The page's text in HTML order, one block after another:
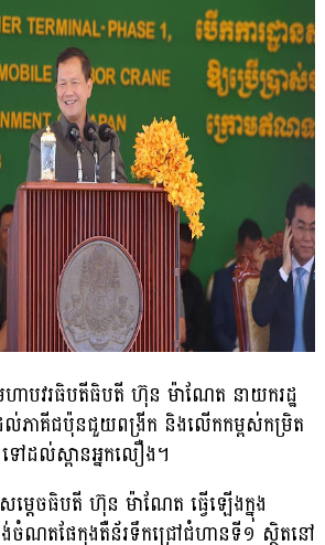
ាបវរធិបតីធិបតី ហ៊ុន ម៉ាណែត នាយករដ្ឋ
ើដល់ភាគីជប៉ុនជួយពង្រីក និងលើកកម្ពស់កម្រិត
ៅដល់ស្ពានអ្នកលឿង។
សម្ដេចធិបតី ហ៊ុន ម៉ាណែត ធ្វើឡើងក្នុង
ង់ចំណតផែកុងតឺន័រទឹកជ្រៅជំហានទី១ ស្ថិតនៅ